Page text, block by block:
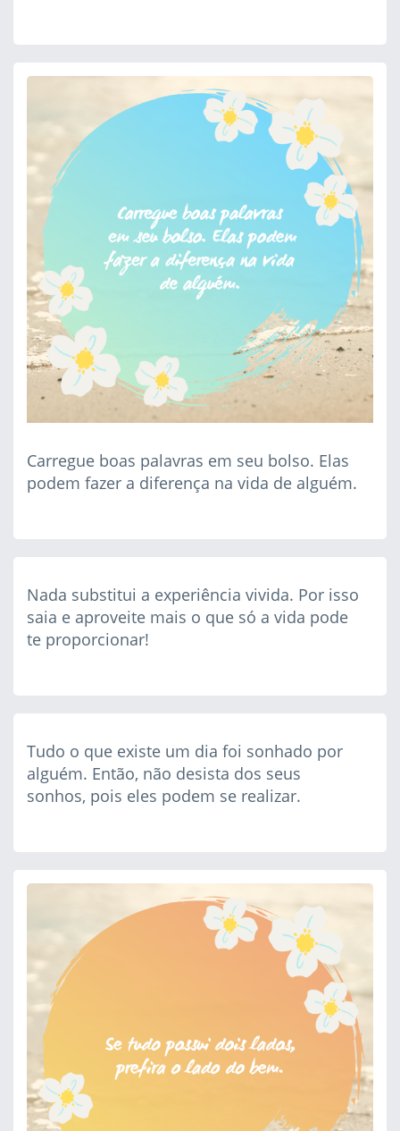
Carregue boas palavras em seu bolso. Elas
podem fazer a diferença na vida de alguém.
Nada substitui a experiência vivida. Por isso
saia e aproveite mais o que só a vida pode
te proporcionar!
Tudo o que existe um dia foi sonhado por
alguém. Então, não desista dos seus
sonhos, pois eles podem se realizar.